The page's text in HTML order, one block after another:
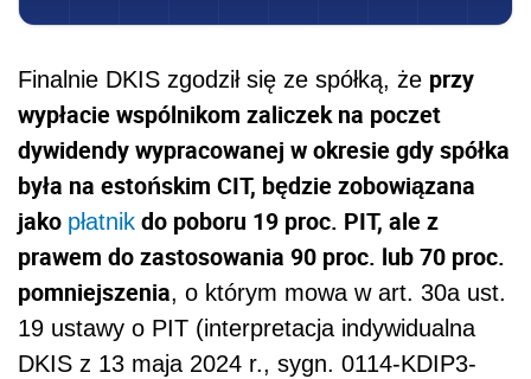
Finalnie DKIS zgodził się ze spółką, że przy
wypłacie wspólnikom zaliczek na poczet
dywidendy wypracowanej w okresie gdy spółka
była na estońskim CIT, będzie zobowiązana
jako płatnik do poboru 19 proc. PIT, ale z
prawem do zastosowania 90 proc. lub 70 proc.
pomniejszenia, o którym mowa w art. 30a ust.
19 ustawy o PIT (interpretacja indywidualna
DKIS z 13 maja 2024 r., sygn. 0114-KDIP3-